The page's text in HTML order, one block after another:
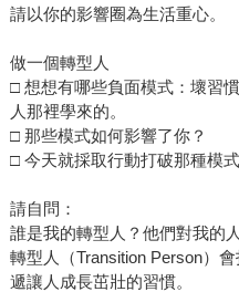
請以你的影響圈為生活重心。
做一個轉型人
□ 想想有哪些負面模式：壞習
人那裡學來的。
□ 那些模式如何影響了你？
□ 今天就採取行動打破那種模式
請自問：
誰是我的轉型人？他們對我的
轉型人（Transition Person）
遞讓人成長茁壯的習慣。